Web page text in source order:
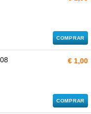
COMPRAR
€ 1,00
COMPRAR